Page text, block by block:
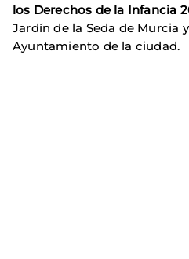
los Derechos de la Infancia
Jardín de la Seda de Murcia
Ayuntamiento de la ciudad.